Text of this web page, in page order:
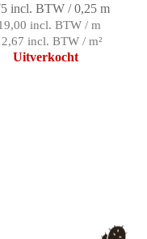
incl. BTW / 0,25 m
incl. BTW / m
incl. BTW / m²
Uitverkocht